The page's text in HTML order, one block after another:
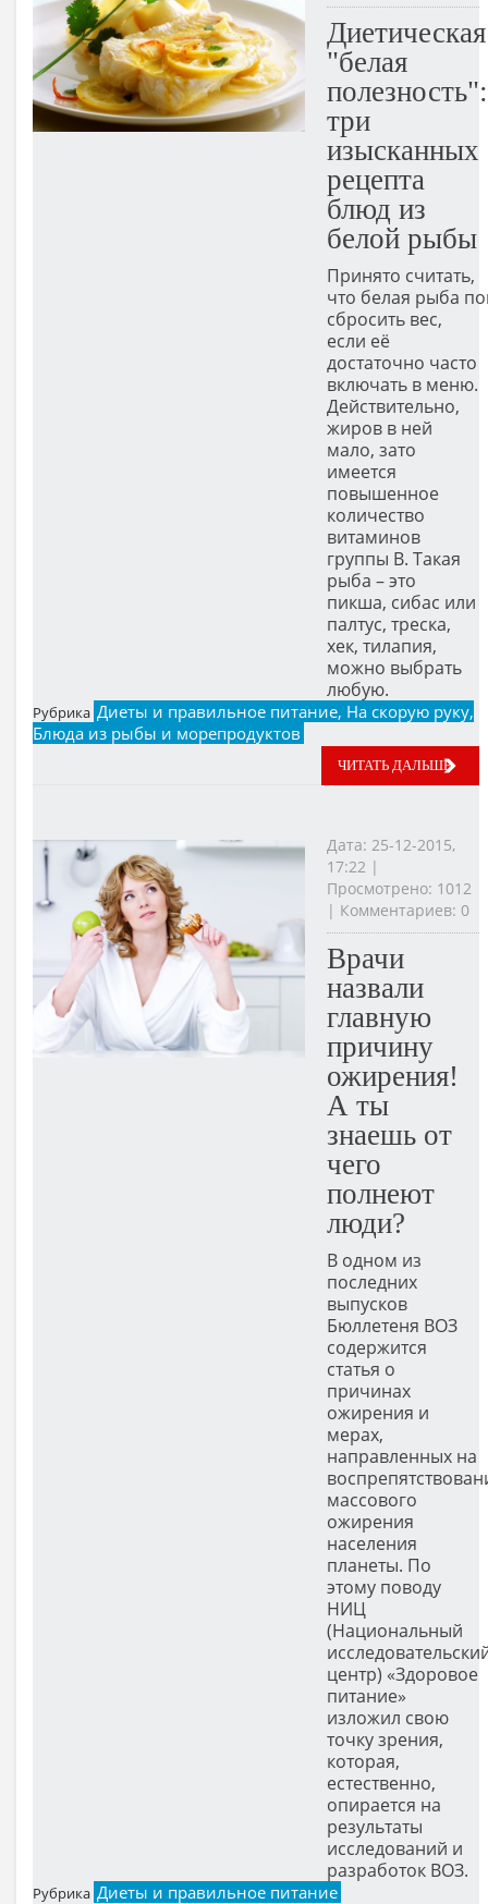
Диетическая
"белая
полезность":
три
изысканных
рецепта
блюд из
белой рыбы
Принято считать,
что белая рыба
сбросить вес,
если её
достаточно часто
включать в меню.
Действительно,
жиров в ней
мало, зато
имеется
повышенное
количество
витаминов
группы В. Такая
рыба – это
пикша, сибас или
палтус, треска,
хек, тилапия,
можно выбрать
любую.
Рубрика Диеты и правильное питание, На скорую руку,
Блюда из рыбы и морепродуктов
ЧИТАТЬ ДАЛЬШЕ
Дата: 25-12-2015,
17:22 |
Просмотрено: 1012
| Комментариев: 0
Врачи
назвали
главную
причину
ожирения!
А ты
знаешь от
чего
полнеют
люди?
В одном из
последних
выпусков
Бюллетеня ВОЗ
содержится
статья о
причинах
ожирения и
мерах,
направленных на
массового
ожирения
населения
планеты. По
этому поводу
НИЦ
(Национальный
центр) «Здоровое
питание»
изложил свою
точку зрения,
которая,
естественно,
опирается на
результаты
исследований и
разработок ВОЗ.
Рубрика Диеты и правильное питание